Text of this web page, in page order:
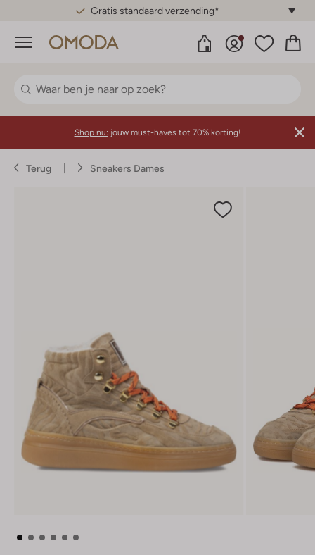
Gratis standaard verzending*
Menu
Shop nu: jouw must-haves tot 70% korting!
Terug Sneakers Dames